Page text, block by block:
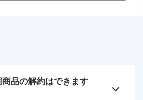
品の解約はできます